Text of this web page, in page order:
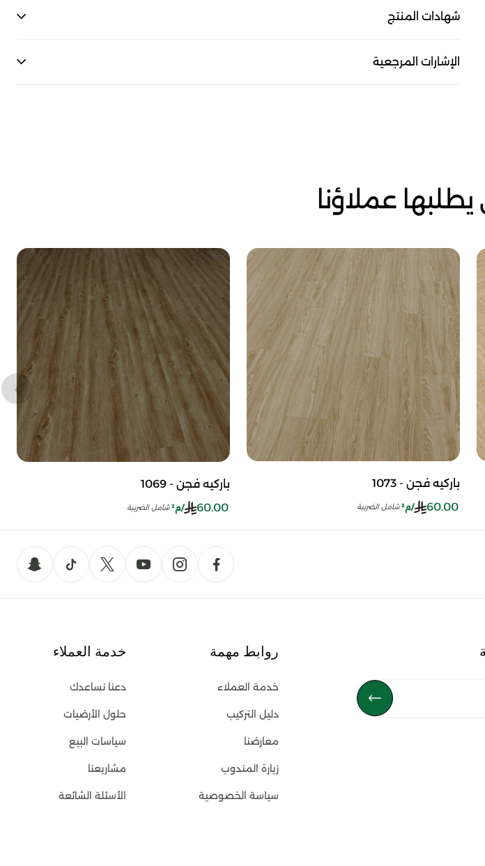
شهادات المنتج
الإشارات المرجعية
عملاؤنا
باركيه فجن - 1069
60.00
/م² شامل الضريبة
باركيه فجن - 1073
60.00
/م² شامل الضريبة
روابط مهمة
خدمة العملاء
دليل التركيب
معارضنا
زيارة المندوب
سياسة الخصوصية
خدمة العملاء
دعنا نساعدك
حلول الأرضيات
سياسات البيع
مشاريعنا
الأسئلة الشائعة